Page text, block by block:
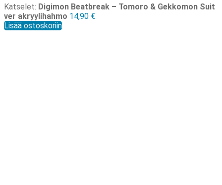
Katselet: Digimon Beatbreak – Tomoro & Gekkomon Suit
ver akryylihahmo 14,90 €
Lisää ostoskoriin